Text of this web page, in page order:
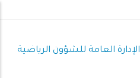
الإدارة العامة للشؤون الرياضية